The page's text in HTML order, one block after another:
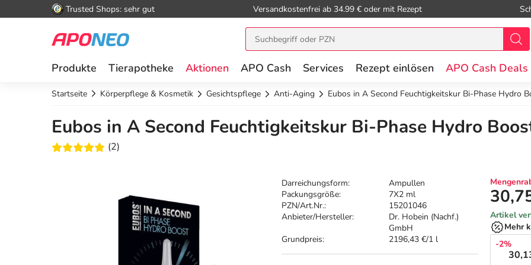
Trusted Shops: sehr gut Versandkostenfrei ab 34.99 € oder mit Rezept
Produkte Tierapotheke Aktionen APO Cash Services Rezept einlösen APO Cash Deals
Startseite Körperpflege & Kosmetik Gesichtspflege Anti-Aging Eubos in A Second Feuchtigkeitskur Bi-Phase Hydro
Eubos in A Second Feuchtigkeitskur Bi-Phase Hydro
(2)
Darreichungsform:
Ampullen
Packungsgröße:
7X2 ml
PZN/Art.Nr.:
15201046
Anbieter/Hersteller:
Dr. Hobein (Nachf.)
GmbH
Grundpreis:
2196,43 €/1 l
Artikel
Mehr
-2%